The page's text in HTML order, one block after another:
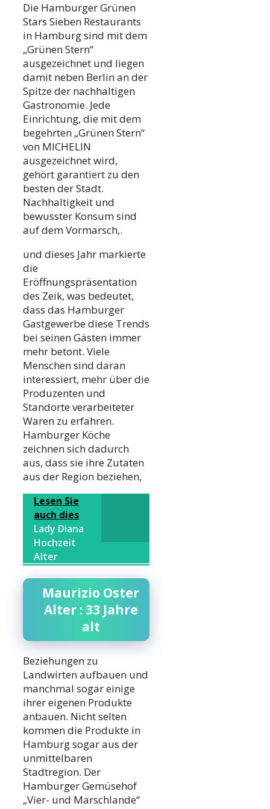
Die Hamburger Grünen
Stars Sieben Restaurants
in Hamburg sind mit dem
„Grünen Stern“
ausgezeichnet und liegen
damit neben Berlin an der
Spitze der nachhaltigen
Gastronomie. Jede
Einrichtung, die mit dem
begehrten „Grünen Stern“
von MICHELIN
ausgezeichnet wird,
gehört garantiert zu den
besten der Stadt.
Nachhaltigkeit und
bewusster Konsum sind
auf dem Vormarsch,.
und dieses Jahr markierte
die
Eröffnungspräsentation
des Zeik, was bedeutet,
dass das Hamburger
Gastgewerbe diese Trends
bei seinen Gästen immer
mehr betont. Viele
Menschen sind daran
interessiert, mehr über die
Produzenten und
Standorte verarbeiteter
Waren zu erfahren.
Hamburger Köche
zeichnen sich dadurch
aus, dass sie ihre Zutaten
aus der Region beziehen,
Lesen Sie
auch dies
Lady Diana
Hochzeit
Alter
Maurizio Oster
Alter : 33 Jahre
alt
Beziehungen zu
Landwirten aufbauen und
manchmal sogar einige
ihrer eigenen Produkte
anbauen. Nicht selten
kommen die Produkte in
Hamburg sogar aus der
unmittelbaren
Stadtregion. Der
Hamburger Gemüsehof
„Vier- und Marschlande“